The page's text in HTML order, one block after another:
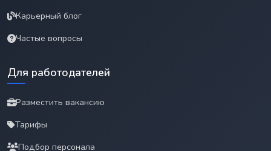
Карьерный блог
Частые вопросы
Для работодателей
Разместить вакансию
Тарифы
Подбор персонала